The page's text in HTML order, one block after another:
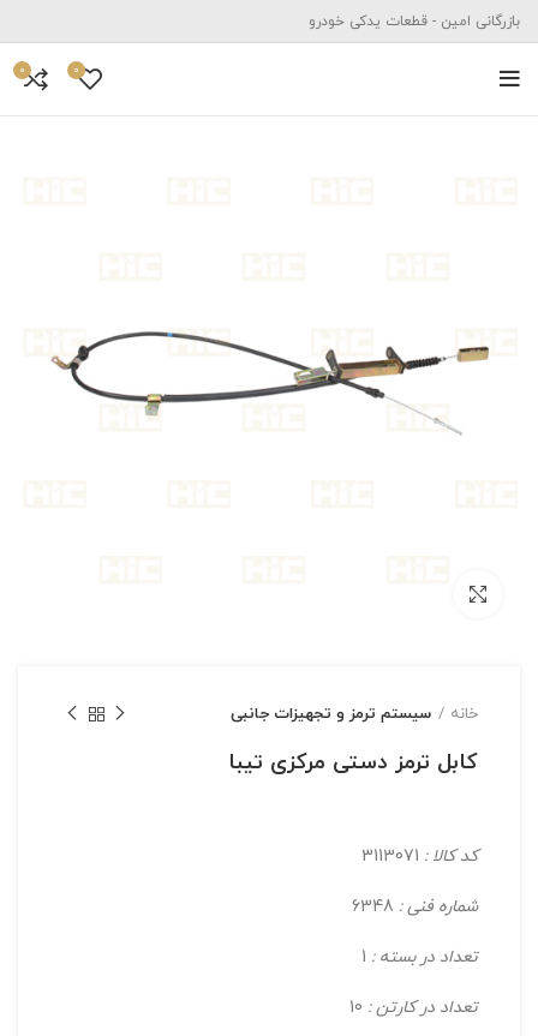
بازرگانی امین - قطعات یدکی خودرو
0
0
خانه سیستم ترمز و تجهیزات جانبی
کابل ترمز دستی مرکزی تیبا
کد کالا :
شماره فنی :
تعداد در بسته :
تعداد در کارتن :